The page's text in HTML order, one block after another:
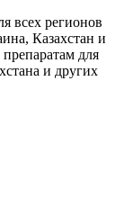
всех регионов
Казахстан и
для
и других